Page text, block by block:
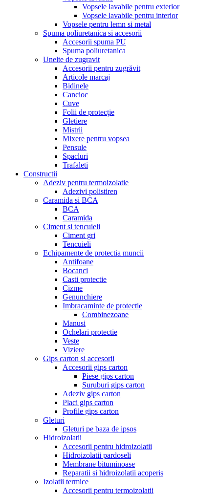
Vopsele lavabile pentru exterior
Vopsele lavabile pentru interior
Vopsele pentru lemn si metal
Spuma poliuretanica si accesorii
Accesorii spuma PU
Spuma poliuretanica
Unelte de zugravit
Accesorii pentru zugrăvit
Articole marcaj
Bidinele
Cancioc
Cuve
Folii de protecție
Gletiere
Mistrii
Mixere pentru vopsea
Pensule
Spacluri
Trafaleti
Constructii
Adeziv pentru termoizolatie
Adezivi polistiren
Caramida si BCA
BCA
Caramida
Ciment si tencuieli
Ciment gri
Tencuieli
Echipamente de protectia muncii
Antifoane
Bocanci
Casti protectie
Cizme
Genunchiere
Imbracaminte de protectie
Combinezoane
Manusi
Ochelari protectie
Veste
Viziere
Gips carton si accesorii
Accesorii gips carton
Piese gips carton
Suruburi gips carton
Adeziv gips carton
Placi gips carton
Profile gips carton
Gleturi
Gleturi pe baza de ipsos
Hidroizolatii
Accesorii pentru hidroizolatii
Hidroizolatii pardoseli
Membrane bituminoase
Reparatii si hidroizolatii acoperis
Izolatii termice
Accesorii pentru termoizolatii